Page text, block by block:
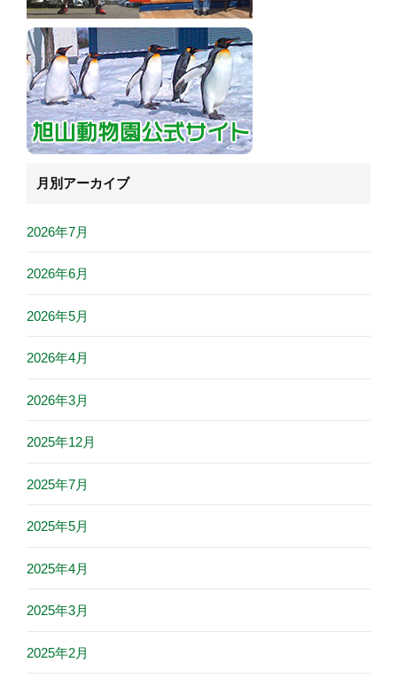
月別アーカイブ
2026年7月
2026年6月
2026年5月
2026年4月
2026年3月
2025年12月
2025年7月
2025年5月
2025年4月
2025年3月
2025年2月